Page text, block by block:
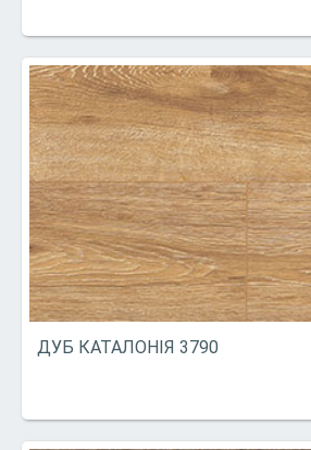
ДУБ КАТАЛОНІЯ 3790